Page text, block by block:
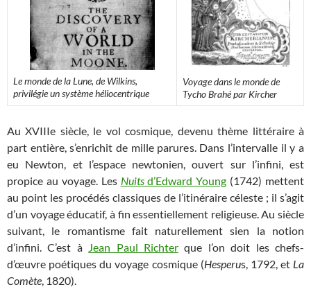
Le monde de la Lune, de Wilkins,
privilégie un système héliocentrique
Voyage dans le monde de
Tycho Brahé par Kircher
Au XVIIIe siècle, le vol cosmique, devenu thème littéraire à
part entière, s’enrichit de mille parures. Dans l’intervalle il y a
eu Newton, et l’espace newtonien, ouvert sur l’infini, est
propice au voyage. Les Nuitsd’Edward Young (1742) mettent
au point les procédés classiques de l’itinéraire céleste ; il s’agit
d’un voyage éducatif, à fin essentiellement religieuse. Au siècle
suivant, le romantisme fait naturellement sien la notion
d’infini. C’est à Jean Paul Richter que l’on doit les chefs-
d’œuvre poétiques du voyage cosmique (Hesperus, 1792, et La
Comète, 1820).